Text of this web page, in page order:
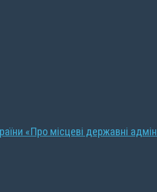
«Про місцеві державні